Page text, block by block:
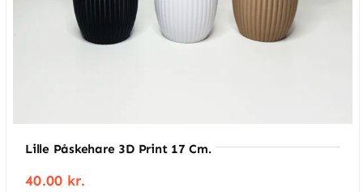
Lille Påskehare 3D Print 17 Cm.
40.00 kr.